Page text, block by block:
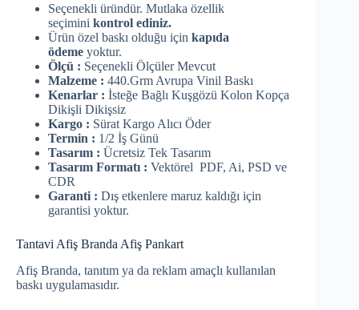
Seçenekli üründür. Mutlaka özellik
seçimini kontrol ediniz.
Ürün özel baskı olduğu için kapıda
ödeme yoktur.
Ölçü : Seçenekli Ölçüler Mevcut
Malzeme : 440.Grm Avrupa Vinil Baskı
Kenarlar : İsteğe Bağlı Kuşgözü Kolon Kopça
Dikişli Dikişsiz
Kargo : Sürat Kargo Alıcı Öder
Termin : 1/2 İş Günü
Tasarım : Ücretsiz Tek Tasarım
Tasarım Formatı : Vektörel PDF, Ai, PSD ve
CDR
Garanti : Dış etkenlere maruz kaldığı için
garantisi yoktur.
Tantavi Afiş Branda Afiş Pankart
Afiş Branda, tanıtım ya da reklam amaçlı kullanılan
baskı uygulamasıdır.